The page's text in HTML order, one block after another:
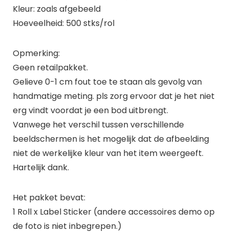
Kleur: zoals afgebeeld
Hoeveelheid: 500 stks/rol
Opmerking:
Geen retailpakket.
Gelieve 0-1 cm fout toe te staan als gevolg van
handmatige meting. pls zorg ervoor dat je het niet
erg vindt voordat je een bod uitbrengt.
Vanwege het verschil tussen verschillende
beeldschermen is het mogelijk dat de afbeelding
niet de werkelijke kleur van het item weergeeft.
Hartelijk dank.
Het pakket bevat:
1 Roll x Label Sticker (andere accessoires demo op
de foto is niet inbegrepen.)